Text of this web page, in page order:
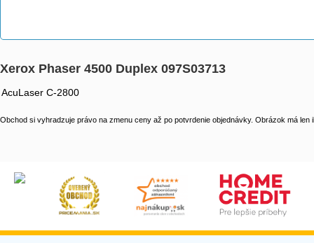
Xerox Phaser 4500 Duplex 097S03713
AcuLaser C-2800
Obchod si vyhradzuje právo na zmenu ceny až po potvrdenie objednávky. Obrázok má len